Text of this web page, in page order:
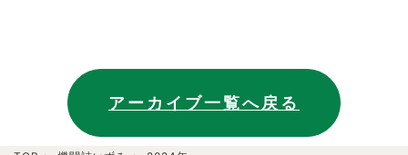
アーカイブ一覧へ戻る